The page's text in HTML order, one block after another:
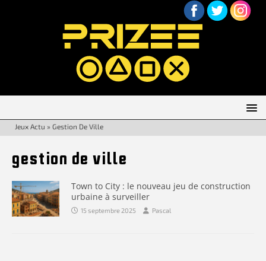
Jeux Actu » Gestion De Ville
gestion de ville
Town to City : le nouveau jeu de construction
urbaine à surveiller
15 septembre 2025 Pascal